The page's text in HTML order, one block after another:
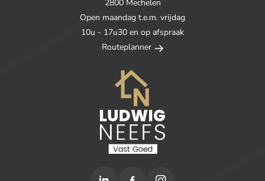
2800 Mechelen
Open maandag t.e.m. vrijdag
10u - 17u30 en op afspraak
Routeplanner